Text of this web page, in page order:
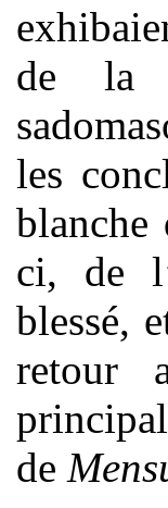
de la
les
blanche
ci, de
blessé,
retour
de